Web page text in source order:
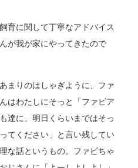
育に関して丁寧なアドバイス
が我が家にやってきたので
まりのはしゃぎように、ファ
はわたしにそっと「ファビア
達に、明日くらいまではそっ
てください」と言い残してい
な話というもの。ファビちゃ